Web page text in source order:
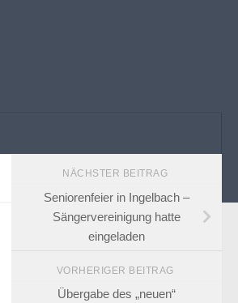
NÄCHSTER BEITRAG
Seniorenfeier in Ingelbach –
Sängervereinigung hatte
eingeladen
VORHERIGER BEITRAG
Übergabe des „neuen“